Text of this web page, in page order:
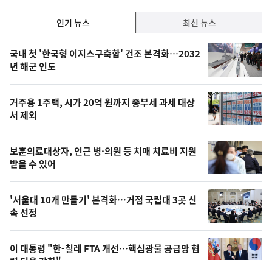
락
기,
최
신,
오
늘
의
영
상
오
늘
의
인기 뉴스 최신 뉴스
기
뉴
스
국내 첫 '한국형 이지스구축함' 건조 본격화…2032
년 해군 인도
거주용 1주택, 시가 20억 원까지 종부세 과세 대상
서 제외
보훈의료대상자, 인근 병·의원 등 치매 치료비 지원
받을 수 있어
'서울대 10개 만들기' 본격화…거점 국립대 3곳 신
속 선정
이 대통령 "한-칠레 FTA 개선…핵심광물 공급망 협